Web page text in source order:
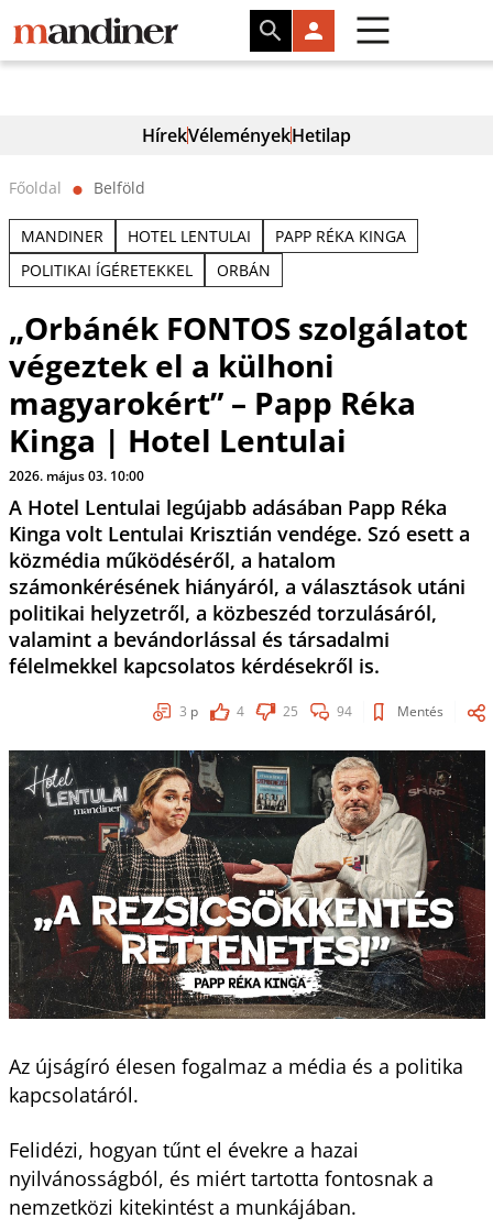
HírekVéleményekHetilap
Főoldal ⬤ Belföld
MANDINER HOTEL LENTULAI
PAPP RÉKA KINGA
POLITIKAI ÍGÉRETEKKEL
ORBÁN
„Orbánék FONTOS szolgálatot
végeztek el a külhoni
magyarokért” – Papp Réka
Kinga | Hotel Lentulai
2026. május 03. 10:00
A Hotel Lentulai legújabb adásában Papp Réka
Kinga volt Lentulai Krisztián vendége. Szó esett a
közmédia működéséről, a hatalom
számonkérésének hiányáról, a választások utáni
politikai helyzetről, a közbeszéd torzulásáról,
valamint a bevándorlással és társadalmi
félelmekkel kapcsolatos kérdésekről is.
3 p 4 25 94 Mentés
Az újságíró élesen fogalmaz a média és a politika
kapcsolatáról.
Felidézi, hogyan tűnt el évekre a hazai
nyilvánosságból, és miért tartotta fontosnak a
nemzetközi kitekintést a munkájában.